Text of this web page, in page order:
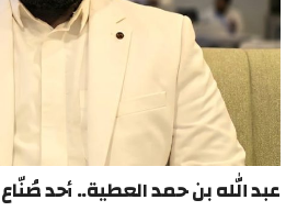
عبد الله بن حمد العطية.. أحد